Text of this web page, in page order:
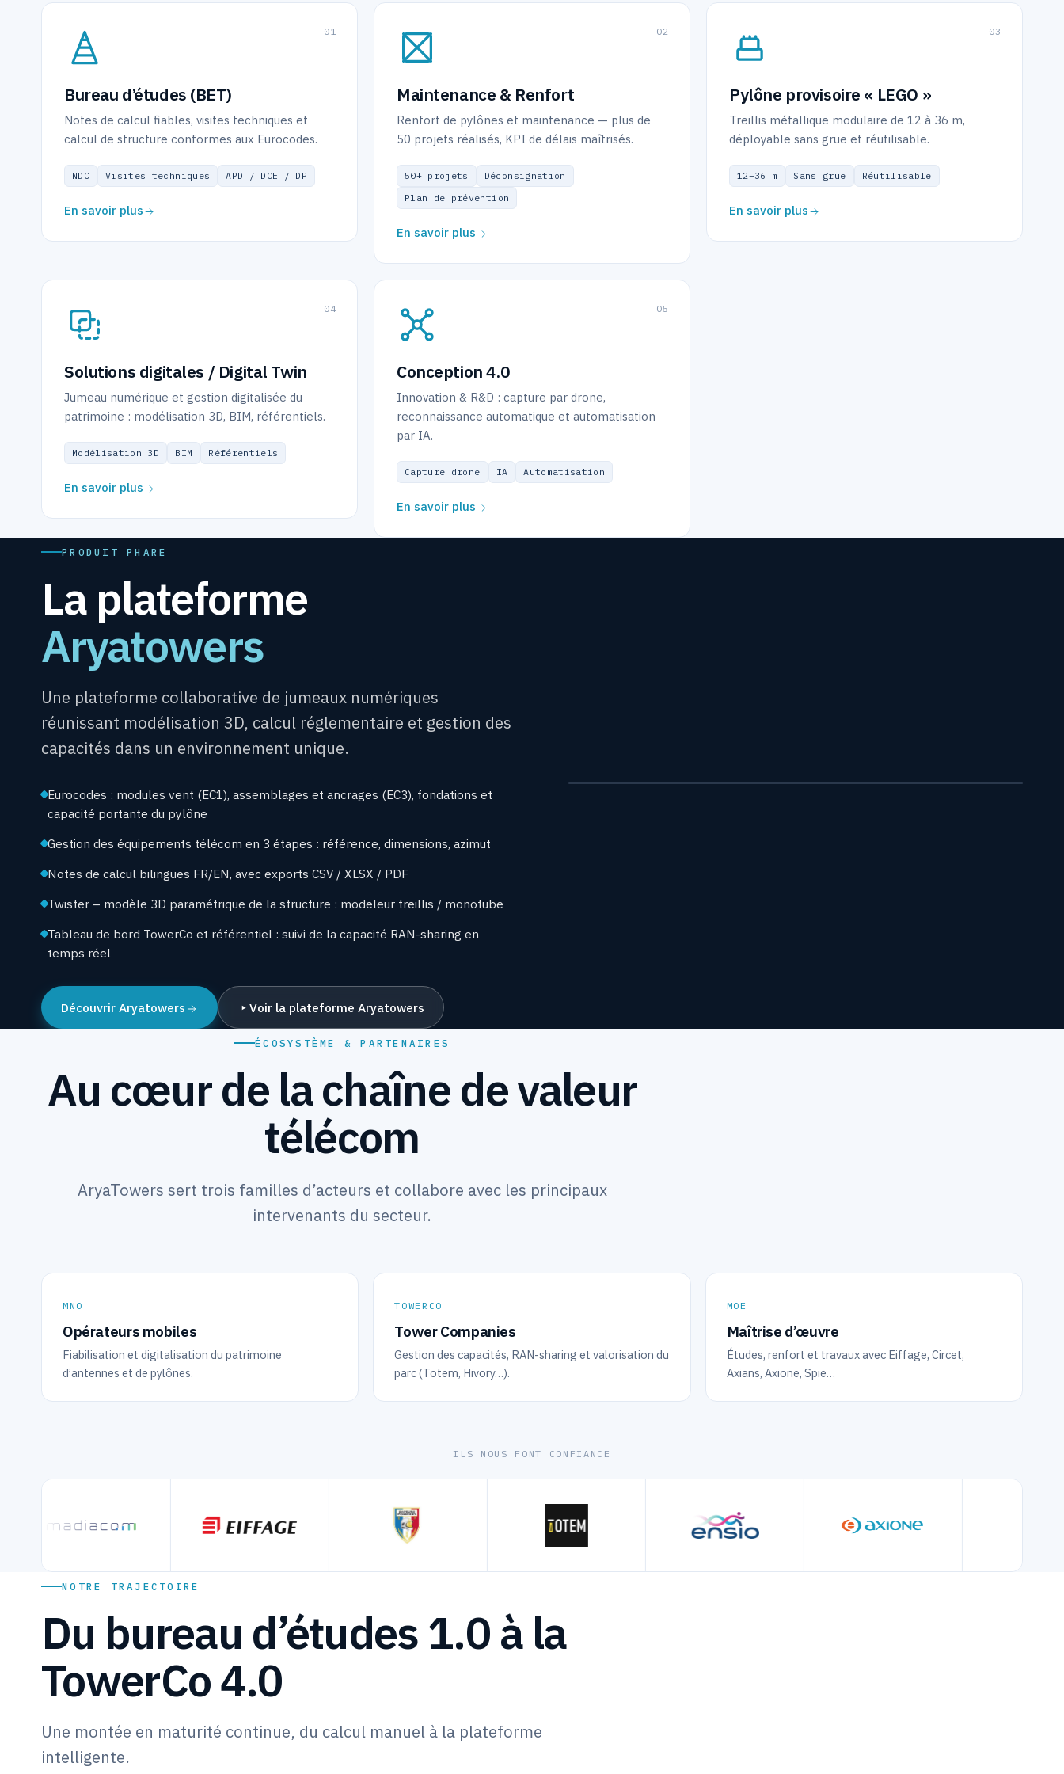
01
Bureau d’études (BET)
Notes de calcul fiables, visites techniques et
calcul de structure conformes aux Eurocodes.
NDC Visites techniques APD / DOE / DP
En savoir plus
02
Maintenance & Renfort
Renfort de pylônes et maintenance — plus de
50 projets réalisés, KPI de délais maîtrisés.
50+ projets
Déconsignation
Plan de prévention
En savoir plus
03
Pylône provisoire « LEGO »
Treillis métallique modulaire de 12 à 36 m,
déployable sans grue et réutilisable.
12–36 m Sans grue Réutilisable
En savoir plus
04
Solutions digitales / Digital Twin
Jumeau numérique et gestion digitalisée du
patrimoine : modélisation 3D, BIM, référentiels.
Modélisation 3D BIM Référentiels
En savoir plus
05
Conception 4.0
Innovation & R&D : capture par drone,
reconnaissance automatique et automatisation
par IA.
Capture drone IA Automatisation
En savoir plus
PRODUIT PHARE
La plateforme
Aryatowers
Une plateforme collaborative de jumeaux numériques
réunissant modélisation 3D, calcul réglementaire et gestion des
capacités dans un environnement unique.
Eurocodes : modules vent (EC1), assemblages et ancrages (EC3), fondations et
capacité portante du pylône
Gestion des équipements télécom en 3 étapes : référence, dimensions, azimut
Notes de calcul bilingues FR/EN, avec exports CSV / XLSX / PDF
Twister – modèle 3D paramétrique de la structure : modeleur treillis / monotube
Tableau de bord TowerCo et référentiel : suivi de la capacité RAN-sharing en
temps réel
Découvrir Aryatowers Voir la plateforme Aryatowers
ÉCOSYSTÈME & PARTENAIRES
Au cœur de la chaîne de valeur
télécom
AryaTowers sert trois familles d’acteurs et collabore avec les principaux
intervenants du secteur.
MNO
Opérateurs mobiles
Fiabilisation et digitalisation du patrimoine
d’antennes et de pylônes.
TOWERCO
Tower Companies
Gestion des capacités, RAN-sharing et valorisation du
parc (Totem, Hivory…).
MOE
Maîtrise d’œuvre
Études, renfort et travaux avec Eiffage, Circet,
Axians, Axione, Spie…
ILS NOUS FONT CONFIANCE
NOTRE TRAJECTOIRE
Du bureau d’études 1.0 à la
TowerCo 4.0
Une montée en maturité continue, du calcul manuel à la plateforme
intelligente.